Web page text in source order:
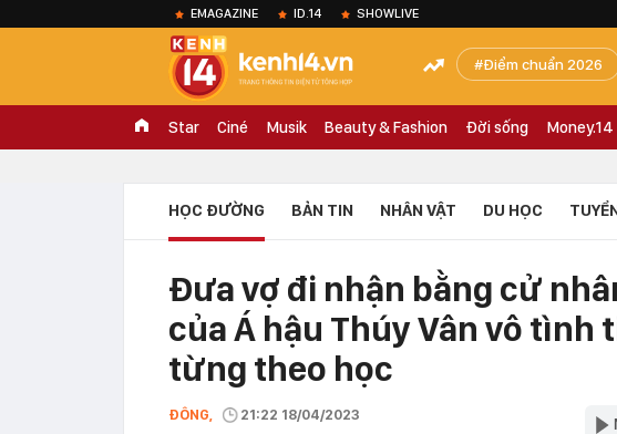
EMAGAZINE ID.14 SHOWLIVE
Điểm chuẩn 2026
Star Ciné Musik Beauty & Fashion Đời sống Money.14
HỌC ĐƯỜNG BẢN TIN NHÂN VẬT DU HỌC
Đưa vợ đi nhận bằng cử
của Á hậu Thúy Vân vô
từng theo học
ĐÔNG, 21:22 18/04/2023